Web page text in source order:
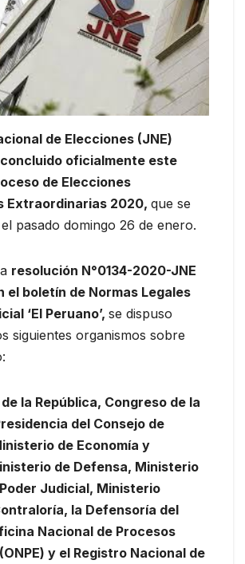
de Elecciones (JNE)
oficialmente este
de Elecciones
Extraordinarias 2020, que se
pasado domingo 26 de enero.
resolución N°0134-2020-JNE
el boletín de Normas Legales
‘El Peruano’, se dispuso
siguientes organismos sobre
la República, Congreso de la
del Consejo de
de Economía y
de Defensa, Ministerio
Judicial, Ministerio
la Defensoría del
Nacional de Procesos
y el Registro Nacional de